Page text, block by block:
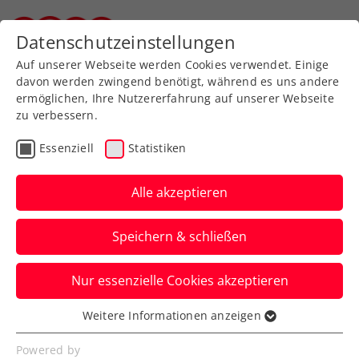
Zurück zur Newsübersicht
Davis Cup
Davis Cup Österreich –
Finnland live auf ORF
SPORT+ und ÖTV TV
So seid ihr live dabei, wenn die ÖTV-
Herren den Kampf um einen Platz beim
Finalturnier 2025 aufnehmen.
Verfasst von: Manuel Wachta, 17.01.2025
Datenschutzeinstellungen
Auf unserer Webseite werden Cookies verwendet. Einige
davon werden zwingend benötigt, während es uns andere
ermöglichen, Ihre Nutzererfahrung auf unserer Webseite
zu verbessern.
Essenziell Statistiken
Alle akzeptieren
Speichern & schließen
Nur essenzielle Cookies akzeptieren
Essenziell
Essenzielle Cookies werden für grundlegende
Weitere Informationen anzeigen
Powered by